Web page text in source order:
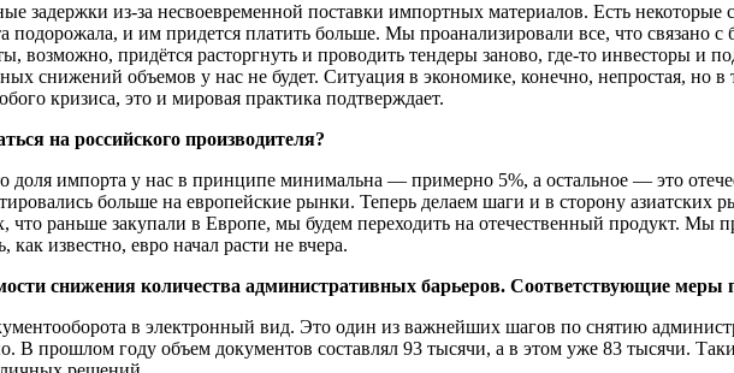
задержки из-за несвоевременной поставки импортных материалов. Есть некоторые
подорожала, и им придется платить больше. Мы проанализировали все, что связано
возможно, придётся расторгнуть и проводить тендеры заново, где-то инвесторы и
снижений объемов у нас не будет. Ситуация в экономике, конечно, непростая, но
кризиса, это и мировая практика подтверждает.
на российского производителя?
доля импорта у нас в принципе минимальна — примерно 5%, а остальное — это
больше на европейские рынки. Теперь делаем шаги и в сторону азиатских
что раньше закупали в Европе, мы будем переходить на отечественный продукт. Мы
как известно, евро начал расти не вчера.
снижения количества административных барьеров. Соответствующие меры
в электронный вид. Это один из важнейших шагов по снятию
В прошлом году объем документов составлял 93 тысячи, а в этом уже 83 тысячи.